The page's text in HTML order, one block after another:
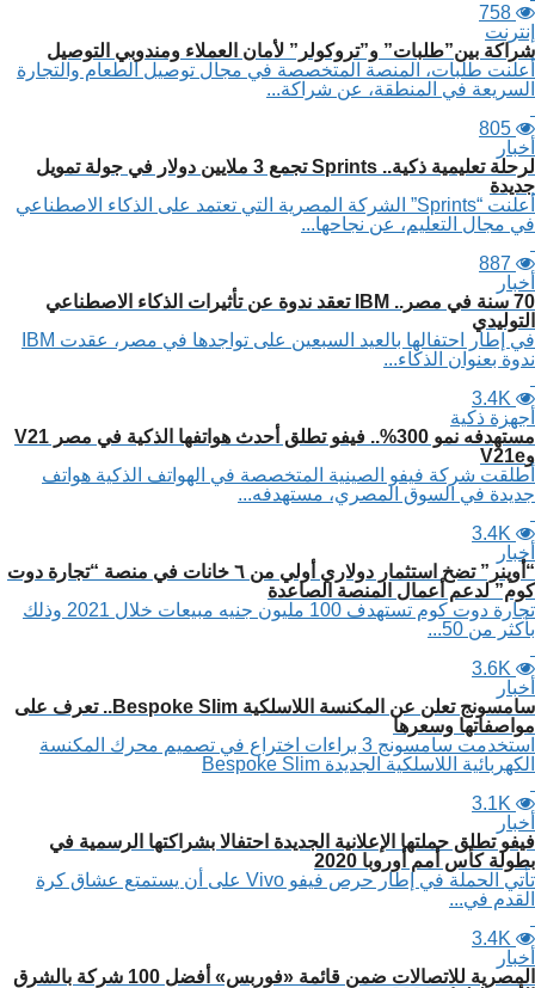
758
إنترنت
شراكة بين”طلبات” و”تروكولر” لأمان العملاء ومندوبي التوصيل
أعلنت طلبات، المنصة المتخصصة في مجال توصيل الطعام والتجارة
السريعة في المنطقة، عن شراكة...
805
أخبار
لرحلة تعليمية ذكية.. Sprints تجمع 3 ملايين دولار في جولة تمويل
جديدة
أعلنت “Sprints” الشركة المصرية التي تعتمد على الذكاء الاصطناعي
في مجال التعليم، عن نجاحها...
887
أخبار
70 سنة في مصر.. IBM تعقد ندوة عن تأثيرات الذكاء الاصطناعي
التوليدي
في إطار احتفالها بالعيد السبعين على تواجدها في مصر، عقدت IBM
ندوة بعنوان الذكاء...
3.4K
أجهزة ذكية
مستهدفه نمو 300%.. فيفو تطلق أحدث هواتفها الذكية في مصر V21
وV21e
أطلقت شركة فيفو الصينية المتخصصة في الهواتف الذكية هواتف
جديدة في السوق المصري، مستهدفه...
3.4K
أخبار
“أوپنر” تضخ استثمار دولاري أولي من ٦ خانات في منصة “تجارة دوت
كوم” لدعم أعمال المنصة الصاعدة
تجارة دوت كوم تستهدف 100 مليون جنيه مبيعات خلال 2021 وذلك
بأكثر من 50...
3.6K
أخبار
سامسونج تعلن عن المكنسة اللاسلكية Bespoke Slim.. تعرف على
مواصفاتها وسعرها
استخدمت سامسونج 3 براءات اختراع في تصميم محرك المكنسة
الكهربائية اللاسلكية الجديدة Bespoke Slim
3.1K
أخبار
فيفو تطلق حملتها الإعلانية الجديدة احتفالا بشراكتها الرسمية في
بطولة كأس أمم أوروبا 2020
تأتي الحملة في إطار حرص فيفو Vivo على أن يستمتع عشاق كرة
القدم في...
3.4K
أخبار
المصرية للاتصالات ضمن قائمة «فوربس» أفضل 100 شركة بالشرق